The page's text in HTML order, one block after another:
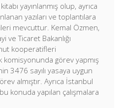
yayınlanmış olup, ayrıca
yazıları ve toplantılara
mevcuttur. Kemal Özmen,
ve Ticaret Bakanlığı
kooperatifleri
komisyonunda görev yapmış
3476 sayılı yasaya uygun
almıştır. Ayrıca İstanbul
konuda yapılan çalışmalara